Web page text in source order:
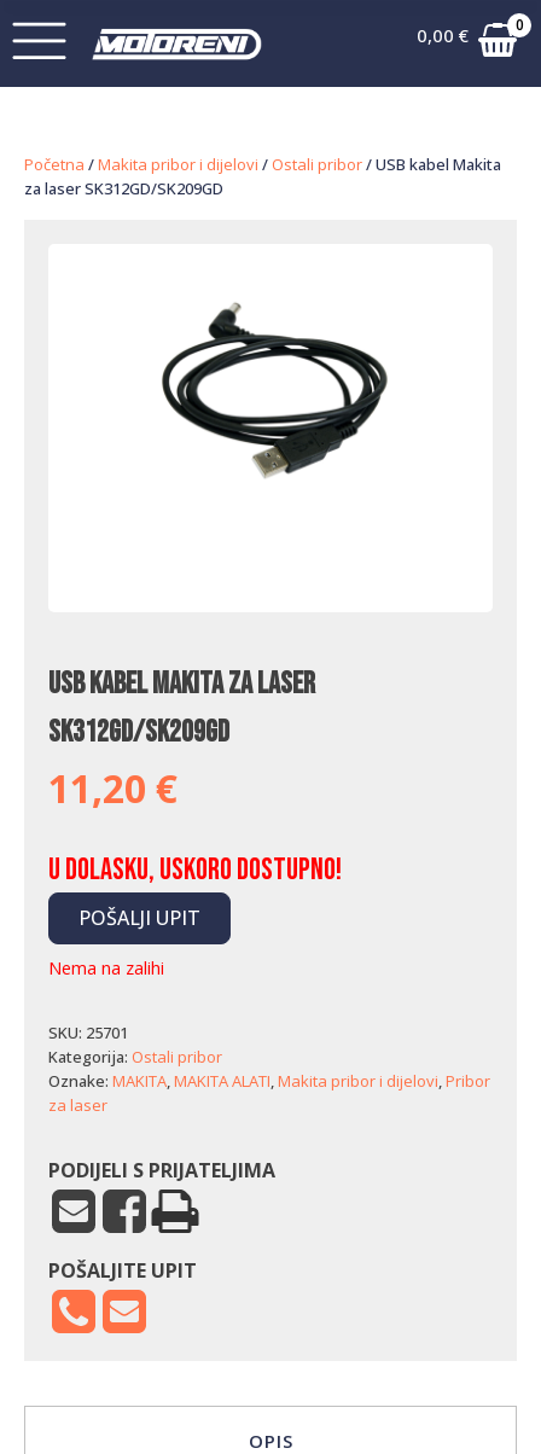
0,00 € 0
Početna /Makita pribor i dijelovi / Ostali pribor/ USB kabel Makita
za laser SK312GD/SK209GD
USB kabel Makita za laser
SK312GD/SK209GD
11,20 €
U dolasku, uskoro dostupno!
POŠALJI UPIT
Nema na zalihi
SKU: 25701
Kategorija: Ostali pribor
Oznake: MAKITA,MAKITA ALATI,Makita pribor i dijelovi,Pribor
za laser
PODIJELI S PRIJATELJIMA
POŠALJITE UPIT
OPIS